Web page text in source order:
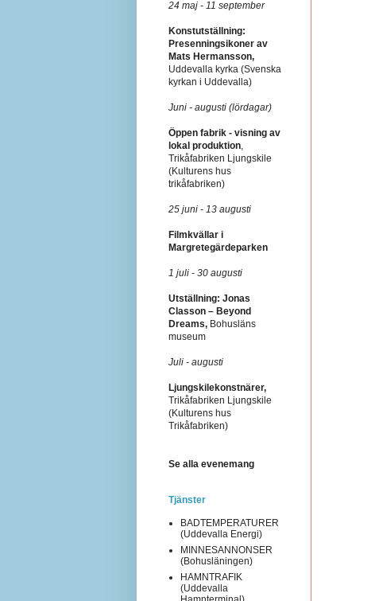
24 maj - 11 september
Konstutställning:
Presenningsikoner av
Mats Hermansson,
Uddevalla kyrka (Svenska
kyrkan i Uddevalla)
Juni - augusti (lördagar)
Öppen fabrik - visning av
lokal produktion
Trikåfabriken Ljungskile
(Kulturens hus
trikåfabriken)
25 juni - 13 augusti
Filmkvällar i
Margretegärdeparken
1 juli - 30 augusti
Utställning: Jonas
Classon – Beyond
Dreams, Bohusläns
museum
Juli - augusti
Ljungskilekonstnärer,
Trikåfabriken Ljungskile
(Kulturens hus
Trikåfabriken)
Se alla evenemang
Tjänster
BADTEMPERATURER
(Uddevalla Energi)
MINNESANNONSER
(Bohusläningen)
HAMNTRAFIK
(Uddevalla